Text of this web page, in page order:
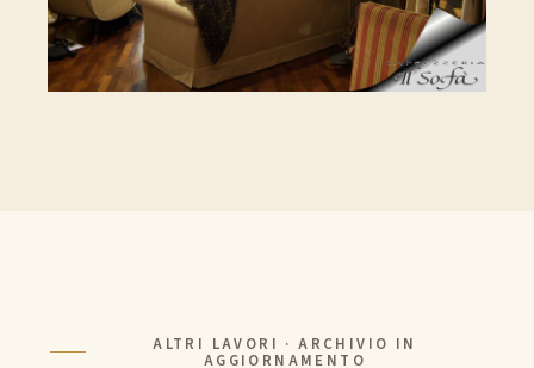
ALTRI LAVORI · ARCHIVIO IN
AGGIORNAMENTO